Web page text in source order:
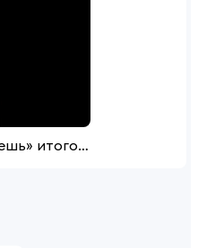
ВИ «Я помогу, и ты сможешь» итоговое мероприятие 1 подгруппа